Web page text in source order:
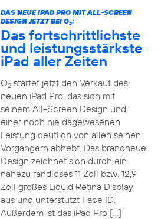
DAS NEUE IPAD PRO MIT ALL-SCREEN
DESIGN JETZT BEI O2:
Das fortschrittlichste
und leistungsstärkste
iPad aller Zeiten
O2startet jetzt den Verkauf des
neuen iPad Pro, das sich mit
seinem All-Screen Design und
einer noch nie dagewesenen
Leistung deutlich von allen seinen
Vorgängern abhebt. Das brandneue
Design zeichnet sich durch ein
nahezu randloses 11 Zoll bzw. 12,9
Zoll großes Liquid Retina Display
aus und unterstützt Face ID.
Außerdem ist das iPad Pro […]